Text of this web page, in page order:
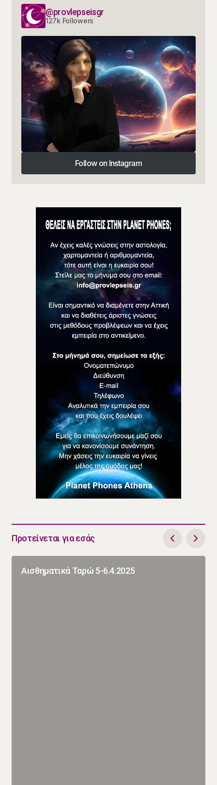
@provlepseisgr
127k Followers
Follow on Instagram
Follow on Instagram
Προτείνεται για εσάς
Αισθηματικά Ταρώ 5-6.4.2025